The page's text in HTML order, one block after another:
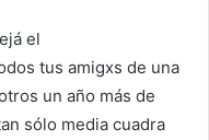
el
tus amigxs de una
un año más de
sólo media cuadra